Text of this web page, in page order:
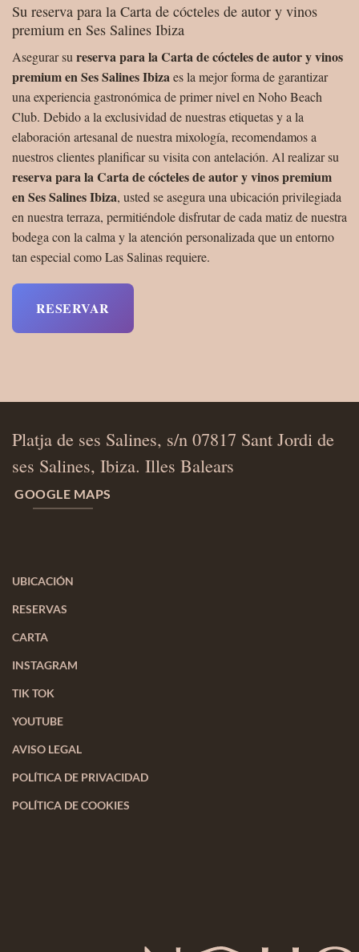
Su reserva para la Carta de cócteles de autor y vinos
premium en Ses Salines Ibiza
Asegurar su reserva para la Carta de cócteles de autor y vinos
premium en Ses Salines Ibizaes la mejor forma de garantizar
una experiencia gastronómica de primer nivel en Noho Beach
Club. Debido a la exclusividad de nuestras etiquetas y a la
elaboración artesanal de nuestra mixología, recomendamos a
nuestros clientes planificar su visita con antelación. Al realizar su
reserva para la Carta de cócteles de autor y vinos premium
en Ses Salines Ibiza, usted se asegura una ubicación privilegiada
en nuestra terraza, permitiéndole disfrutar de cada matiz de nuestra
bodega con la calma y la atención personalizada que un entorno
tan especial como Las Salinas requiere.
RESERVAR
Platja de ses Salines, s/n 07817 Sant Jordi de
ses Salines, Ibiza. Illes Balears
GOOGLE MAPS
UBICACIÓN
RESERVAS
CARTA
INSTAGRAM
TIK TOK
YOUTUBE
AVISO LEGAL
POLÍTICA DE PRIVACIDAD
POLÍTICA DE COOKIES